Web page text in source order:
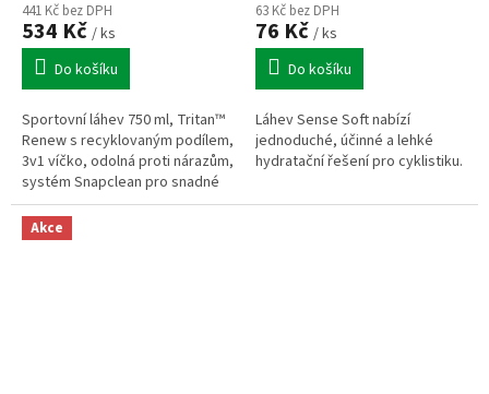
441 Kč bez DPH
534 Kč / ks
Do košíku
Sportovní láhev 750 ml, Tritan™
Renew s recyklovaným podílem,
3v1 víčko, odolná proti nárazům,
systém Snapclean pro snadné
čištění, vhodná do myčky i
držáků v autě.
63 Kč bez DPH
76 Kč / ks
Do košíku
Láhev Sense Soft nabízí
jednoduché, účinné a lehké
hydratační řešení pro cyklistiku.
Akce